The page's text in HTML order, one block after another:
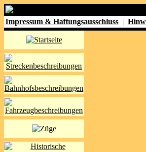
Impressum & Haftungsausschluss |